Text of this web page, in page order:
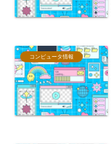
コンピュータ情報